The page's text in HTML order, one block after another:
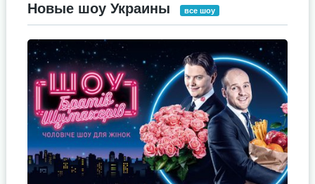
Новые шоу Украины все шоу